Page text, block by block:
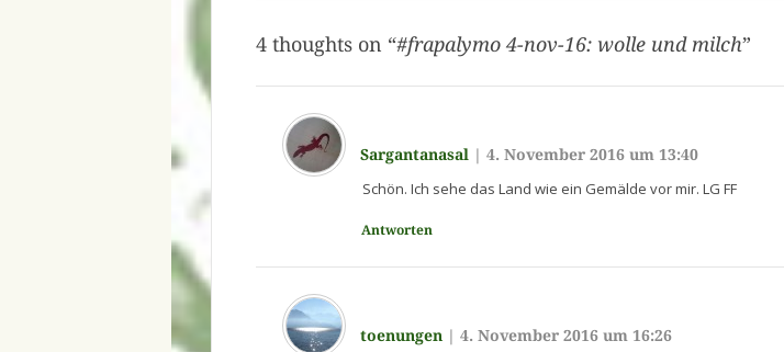
4 thoughts on “#frapalymo 4-nov-16: wolle und milch”
Sargantanasal |4. November 2016 um 13:40
Schön. Ich sehe das Land wie ein Gemälde vor mir. LG FF
Antworten
toenungen |4. November 2016 um 16:26